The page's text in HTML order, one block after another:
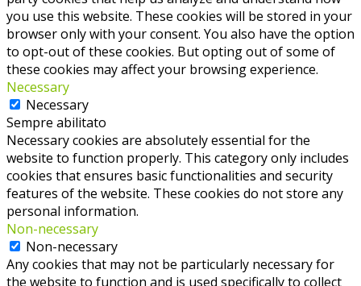
you use this website. These cookies will be stored in your
browser only with your consent. You also have the option
to opt-out of these cookies. But opting out of some of
these cookies may affect your browsing experience.
Necessary
Necessary
Sempre abilitato
Necessary cookies are absolutely essential for the
website to function properly. This category only includes
cookies that ensures basic functionalities and security
features of the website. These cookies do not store any
personal information.
Non-necessary
Non-necessary
Any cookies that may not be particularly necessary for
the website to function and is used specifically to collect